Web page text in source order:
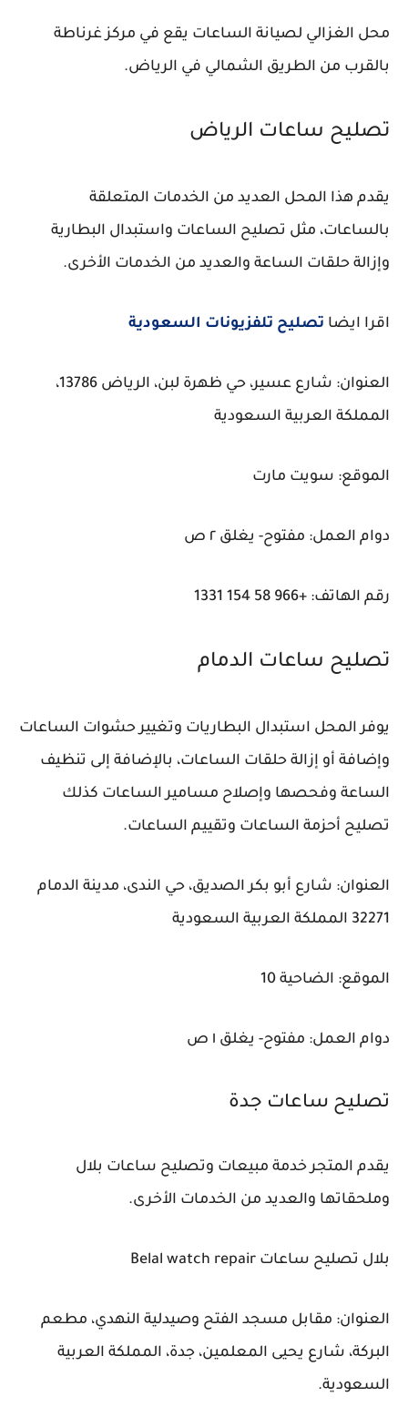
محل الغزالي لصيانة الساعات يقع في مركز غرناطة
بالقرب من الطريق الشمالي في الرياض.
تصليح ساعات الرياض
يقدم هذا المحل العديد من الخدمات المتعلقة
بالساعات، مثل تصليح الساعات واستبدال البطارية
وإزالة حلقات الساعة والعديد من الخدمات الأخرى.
اقرا ايضا تصليح تلفزيونات السعودية
العنوان: شارع عسير، حي ظهرة لبن، الرياض 13786،
المملكة العربية السعودية
الموقع: سويت مارت
دوام العمل: مفتوح- يغلق ٢ ص
رقم الهاتف: +966 58 154 1331
تصليح ساعات الدمام
يوفر المحل استبدال البطاريات وتغيير حشوات الساعات
وإضافة أو إزالة حلقات الساعات، بالإضافة إلى تنظيف
الساعة وفحصها وإصلاح مسامير الساعات كذلك
تصليح أحزمة الساعات وتقييم الساعات.
العنوان: شارع أبو بكر الصديق، حي الندى، مدينة الدمام
32271 المملكة العربية السعودية
الموقع: الضاحية 10
دوام العمل: مفتوح- يغلق ١ ص
تصليح ساعات جدة
يقدم المتجر خدمة مبيعات وتصليح ساعات بلال
وملحقاتها والعديد من الخدمات الأخرى.
بلال تصليح ساعات Belal watch repair
العنوان: مقابل مسجد الفتح وصيدلية النهدي، مطعم
البركة، شارع يحيى المعلمين، جدة، المملكة العربية
السعودية.